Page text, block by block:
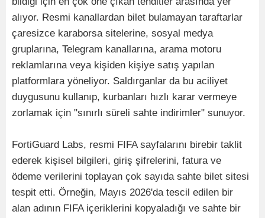
alıyor. Resmi kanallardan bilet bulamayan taraftarlar
çaresizce karaborsa sitelerine, sosyal medya
gruplarına, Telegram kanallarına, arama motoru
reklamlarına veya kişiden kişiye satış yapılan
platformlara yöneliyor. Saldırganlar da bu aciliyet
duygusunu kullanıp, kurbanları hızlı karar vermeye
zorlamak için "sınırlı süreli sahte indirimler" sunuyor.
FortiGuard Labs, resmi FIFA sayfalarını birebir taklit
ederek kişisel bilgileri, giriş şifrelerini, fatura ve
ödeme verilerini toplayan çok sayıda sahte bilet sitesi
tespit etti. Örneğin, Mayıs 2026'da tescil edilen bir
alan adının FIFA içeriklerini kopyaladığı ve sahte bir